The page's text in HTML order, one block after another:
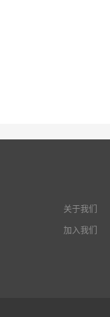
关于我们
加入我们